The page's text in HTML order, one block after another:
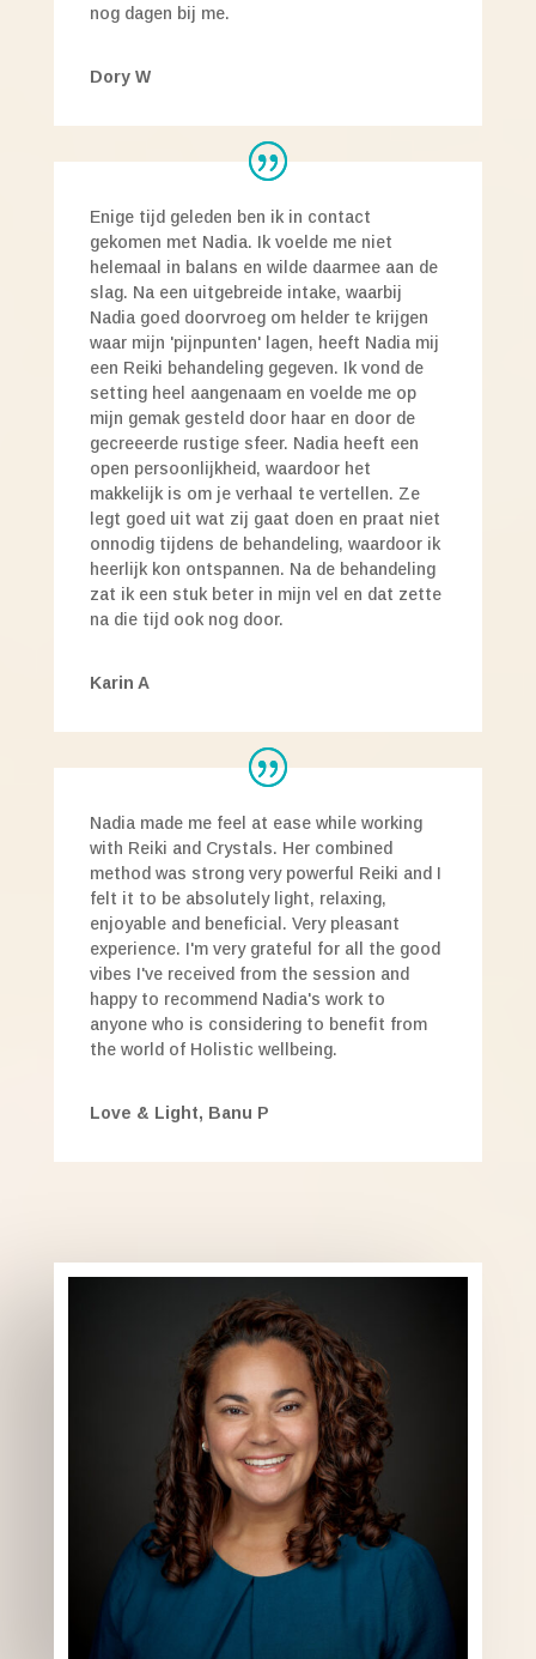
nog dagen bij me.
Dory W
Enige tijd geleden ben ik in contact
gekomen met Nadia. Ik voelde me niet
helemaal in balans en wilde daarmee aan de
slag. Na een uitgebreide intake, waarbij
Nadia goed doorvroeg om helder te krijgen
waar mijn 'pijnpunten' lagen, heeft Nadia mij
een Reiki behandeling gegeven. Ik vond de
setting heel aangenaam en voelde me op
mijn gemak gesteld door haar en door de
gecreeerde rustige sfeer. Nadia heeft een
open persoonlijkheid, waardoor het
makkelijk is om je verhaal te vertellen. Ze
legt goed uit wat zij gaat doen en praat niet
onnodig tijdens de behandeling, waardoor ik
heerlijk kon ontspannen. Na de behandeling
zat ik een stuk beter in mijn vel en dat zette
na die tijd ook nog door.
Karin A
Nadia made me feel at ease while working
with Reiki and Crystals. Her combined
method was strong very powerful Reiki and I
felt it to be absolutely light, relaxing,
enjoyable and beneficial. Very pleasant
experience. I'm very grateful for all the good
vibes I've received from the session and
happy to recommend Nadia's work to
anyone who is considering to benefit from
the world of Holistic wellbeing.
Love & Light, Banu P